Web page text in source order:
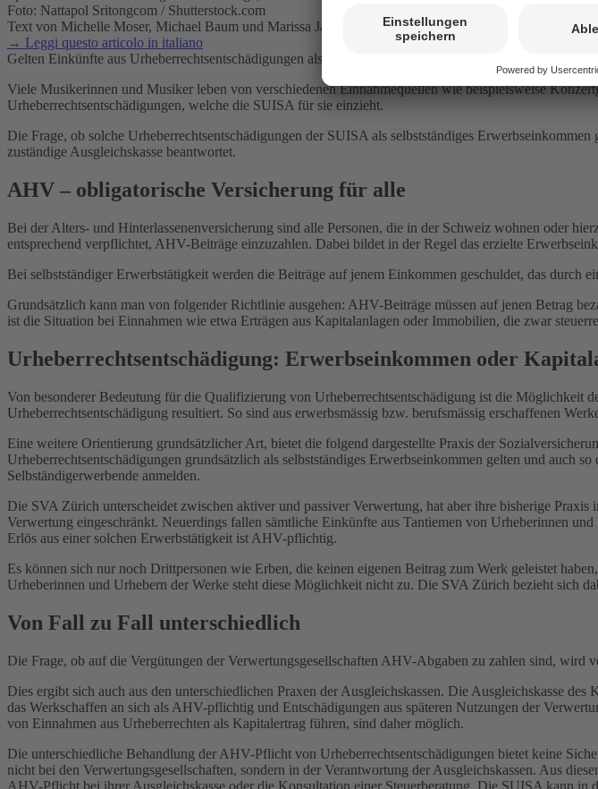
Foto: Nattapol Sritongcom / Shutterstock.com
Text von Michelle Moser, Michael Baum und Marissa Jana Schultheiss
→ Leggi questo articolo in italiano
Gelten Einkünfte aus Urheberrechtsentschädigungen als Erwerbseinkommen? Dies ist einzelfallabhängig.
Viele Musikerinnen und Musiker leben von verschiedenen Einnahmequellen wie beispielsweise
Urheberrechtsentschädigungen, welche die SUISA für sie einzieht.
Die Frage, ob solche Urheberrechtsentschädigungen der SUISA als selbstständiges
zuständige Ausgleichskasse beantwortet.
AHV – obligatorische Versicherung für alle
Bei der Alters- und Hinterlassenenversicherung sind alle Personen, die in der Schweiz wohnen oder
entsprechend verpflichtet, AHV-Beiträge einzuzahlen. Dabei bildet in der Regel das erzielte
Bei selbstständiger Erwerbstätigkeit werden die Beiträge auf jenem Einkommen geschuldet, das durch
Grundsätzlich kann man von folgender Richtlinie ausgehen: AHV-Beiträge müssen auf jenen Betrag
ist die Situation bei Einnahmen wie etwa Erträgen aus Kapitalanlagen oder Immobilien, die zwar
Urheberrechtsentschädigung: Erwerbseinkommen oder
Von besonderer Bedeutung für die Qualifizierung von Urheberrechtsentschädigung ist die
Urheberrechtsentschädigung resultiert. So sind aus erwerbsmässig bzw. berufsmässig erschaffenen
Eine weitere Orientierung grundsätzlicher Art, bietet die folgend dargestellte Praxis der
Urheberrechtsentschädigungen grundsätzlich als selbstständiges Erwerbseinkommen gelten und auch
Selbständigerwerbende anmelden.
Die SVA Zürich unterscheidet zwischen aktiver und passiver Verwertung, hat aber ihre bisherige
Verwertung eingeschränkt. Neuerdings fallen sämtliche Einkünfte aus Tantiemen von Urheberinnen
Erlös aus einer solchen Erwerbstätigkeit ist AHV-pflichtig.
Es können sich nur noch Drittpersonen wie Erben, die keinen eigenen Beitrag zum Werk geleistet
Urheberinnen und Urhebern der Werke steht diese Möglichkeit nicht zu. Die SVA Zürich bezieht sich
Von Fall zu Fall unterschiedlich
Die Frage, ob auf die Vergütungen der Verwertungsgesellschaften AHV-Abgaben zu zahlen sind, wird
Dies ergibt sich auch aus den unterschiedlichen Praxen der Ausgleichskassen. Die Ausgleichskasse
das Werkschaffen an sich als AHV-pflichtig und Entschädigungen aus späteren Nutzungen der
von Einnahmen aus Urheberrechten als Kapitalertrag führen, sind daher möglich.
Die unterschiedliche Behandlung der AHV-Pflicht von Urheberrechtsentschädigungen bietet keine
nicht bei den Verwertungsgesellschaften, sondern in der Verantwortung der Ausgleichskassen. Aus
AHV-Pflicht bei ihrer Ausgleichskasse oder die Konsultation einer Steuerberatung. Die SUISA kann in